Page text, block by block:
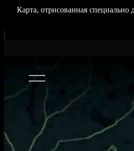
Карта, отрисованная